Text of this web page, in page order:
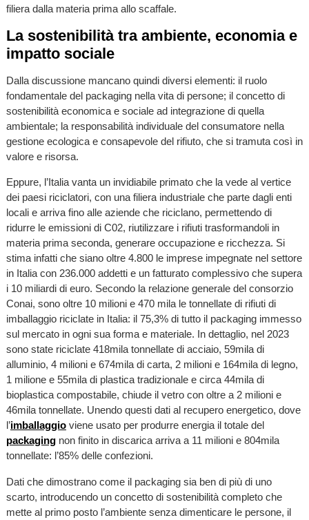
filiera dalla materia prima allo scaffale.
La sostenibilità tra ambiente, economia e
impatto sociale
Dalla discussione mancano quindi diversi elementi: il ruolo
fondamentale del packaging nella vita di persone; il concetto di
sostenibilità economica e sociale ad integrazione di quella
ambientale; la responsabilità individuale del consumatore nella
gestione ecologica e consapevole del rifiuto, che si tramuta così in
valore e risorsa.
Eppure, l’Italia vanta un invidiabile primato che la vede al vertice
dei paesi riciclatori, con una filiera industriale che parte dagli enti
locali e arriva fino alle aziende che riciclano, permettendo di
ridurre le emissioni di C02, riutilizzare i rifiuti trasformandoli in
materia prima seconda, generare occupazione e ricchezza. Si
stima infatti che siano oltre 4.800 le imprese impegnate nel settore
in Italia con 236.000 addetti e un fatturato complessivo che supera
i 10 miliardi di euro. Secondo la relazione generale del consorzio
Conai, sono oltre 10 milioni e 470 mila le tonnellate di rifiuti di
imballaggio riciclate in Italia: il 75,3% di tutto il packaging immesso
sul mercato in ogni sua forma e materiale. In dettaglio, nel 2023
sono state riciclate 418mila tonnellate di acciaio, 59mila di
alluminio, 4 milioni e 674mila di carta, 2 milioni e 164mila di legno,
1 milione e 55mila di plastica tradizionale e circa 44mila di
bioplastica compostabile, chiude il vetro con oltre a 2 milioni e
46mila tonnellate. Unendo questi dati al recupero energetico, dove
l’imballaggioviene usato per produrre energia il totale del
packaging non finito in discarica arriva a 11 milioni e 804mila
tonnellate: l’85% delle confezioni.
Dati che dimostrano come il packaging sia ben di più di uno
scarto, introducendo un concetto di sostenibilità completo che
mette al primo posto l’ambiente senza dimenticare le persone, il